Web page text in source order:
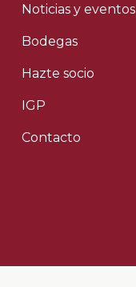
Noticias y eventos
Bodegas
Hazte socio
IGP
Contacto